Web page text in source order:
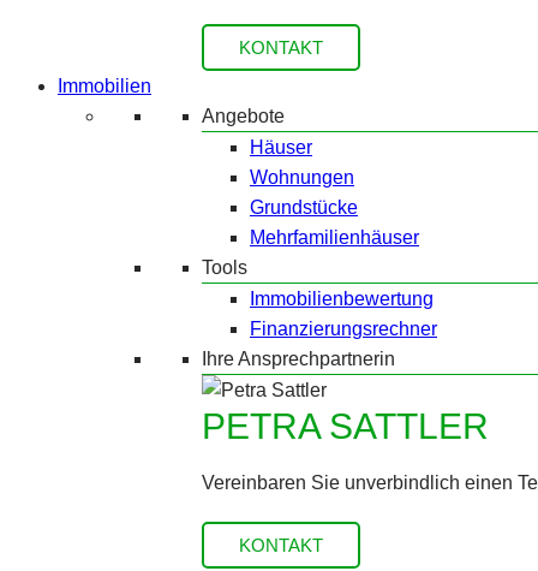
KONTAKT
Immobilien
Angebote
Häuser
Wohnungen
Grundstücke
Mehrfamilienhäuser
Tools
Immobilienbewertung
Finanzierungsrechner
Ihre Ansprechpartnerin
PETRA SATTLER
Vereinbaren Sie unverbindlich einen
KONTAKT